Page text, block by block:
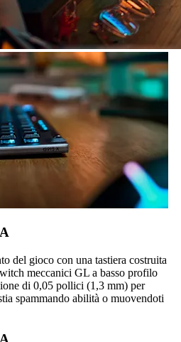
del gioco con una tastiera costruita
meccanici GL a basso profilo
di 0,05 pollici (1,3 mm) per
spammando abilità o muovendoti